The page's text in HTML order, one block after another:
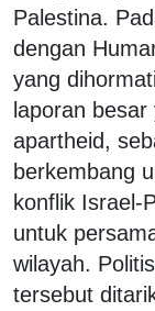
Palestina.
dengan
yang
laporan
apartheid,
berkembang
konflik Israel-
untuk
wilayah.
tersebut